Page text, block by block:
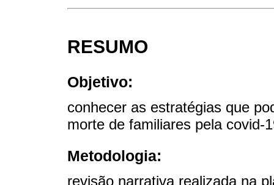
RESUMO
Objetivo:
conhecer as estratégias que
morte de familiares pela covid-
Metodologia:
revisão narrativa realizada na